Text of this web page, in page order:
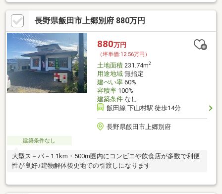
長野県飯田市上郷別府 880万円
880万円
（坪単価:12.56万円）
土地面積231.74m2
用途地域無指定
建ぺい率60%
容積率100%
建築条件なし
飯田線 下山村駅 徒歩14分
長野県飯田市上郷別府
建築条件なし
大型ス－パ－1.1km・500m圏内にコンビニや飲食店が多数で利便
性が良好♪建物解体後更地での引渡しになります